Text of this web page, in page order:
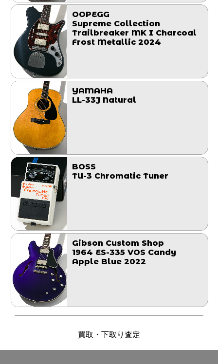
OOPEGG
Supreme Collection
Trailbreaker MK I Charcoal
Frost Metallic 2024
YAMAHA
LL-33J Natural
BOSS
TU-3 Chromatic Tuner
Gibson Custom Shop
1964 ES-335 VOS Candy
Apple Blue 2022
買取・下取り査定